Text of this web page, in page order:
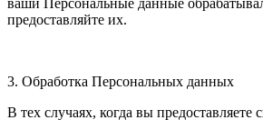
предоставляйте их.
3. Обработка Персональных данных
В тех случаях, когда вы предоставляете